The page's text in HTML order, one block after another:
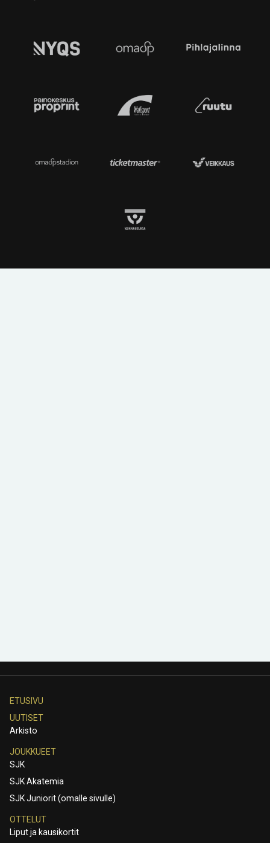
ETUSIVU
UUTISET
Arkisto
JOUKKUEET
SJK
SJK Akatemia
SJK Juniorit (omalle sivulle)
OTTELUT
Liput ja kausikortit